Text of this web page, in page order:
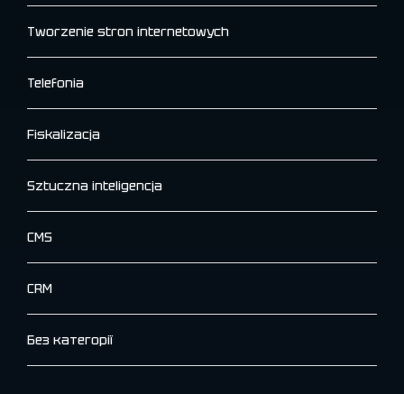
Tworzenie stron internetowych
Telefonia
Fiskalizacja
Sztuczna inteligencja
CMS
CRM
Без категорії